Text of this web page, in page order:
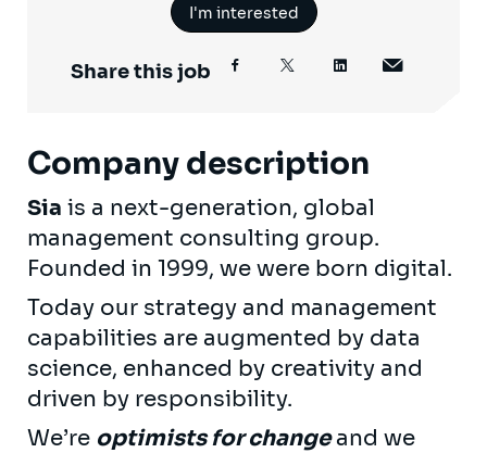
I'm interested
Share this job
Company description
Sia is a next-generation, global
management consulting group.
Founded in 1999, we were born digital.
Today our strategy and management
capabilities are augmented by data
science, enhanced by creativity and
driven by responsibility.
We’re optimists for changeand we